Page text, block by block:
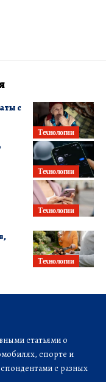
Технологии
с
Технологии
Технологии
Технологии
статьями о
спорте и
с разных